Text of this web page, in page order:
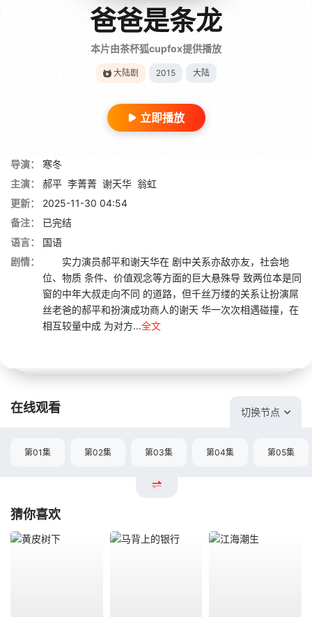
爸爸是条龙
本片由茶杯狐cupfox提供播放
大陆剧 2015 大陆
立即播放
导演：
寒冬
主演：
郝平 李菁菁 谢天华 翁虹
更新：
2025-11-30 04:54
备注：
已完结
语言：
国语
剧情：
实力演员郝平和谢天华在 剧中关系亦敌亦友，社会地
位、物质 条件、价值观念等方面的巨大悬殊导 致两位本是同
窗的中年大叔走向不同 的道路，但千丝万缕的关系让扮演屌
丝老爸的郝平和扮演成功商人的谢天 华一次次相遇碰撞，在
相互较量中成 为对方...全文
在线观看 切换节点
第01集 第02集 第03集 第04集 第05集
猜你喜欢